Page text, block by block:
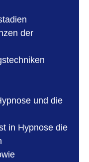
der
und die
in Hypnose die